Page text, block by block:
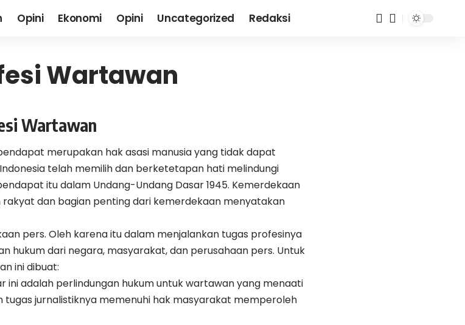
Opini Ekonomi Opini Uncategorized Redaksi
Wartawan
Wartawan
merupakan hak asasi manusia yang tidak dapat
telah memilih dan berketetapan hati melindungi
itu dalam Undang-Undang Dasar 1945. Kemerdekaan
rakyat dan bagian penting dari kemerdekaan menyatakan
pers. Oleh karena itu dalam menjalankan tugas profesinya
hukum dari negara, masyarakat, dan perusahaan pers. Untuk
ini dibuat:
ini adalah perlindungan hukum untuk wartawan yang menaati
tugas jurnalistiknya memenuhi hak masyarakat memperoleh